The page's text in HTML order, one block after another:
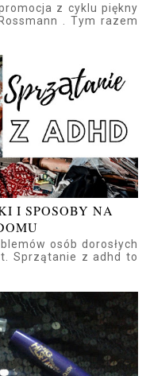
z cyklu piękny
. Tym razem
I SPOSOBY NA
osób dorosłych
Sprzątanie z adhd to